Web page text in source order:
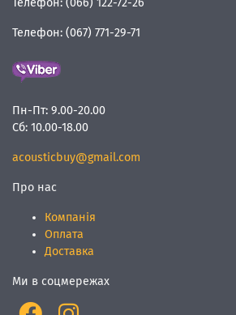
Телефон: (066) 122-72-26
Телефон: (067) 771-29-71
Пн-Пт: 9.00-20.00
Сб: 10.00-18.00
acousticbuy@gmail.com
Про нас
Компанія
Оплата
Доставка
Ми в соцмережах